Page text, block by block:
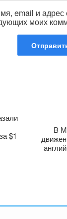
email и адрес
моих
$1
В